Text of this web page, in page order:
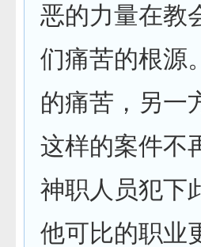
恶的力量在教
们痛苦的根源
的痛苦，另一
这样的案件不
神职人员犯下
他可比的职业